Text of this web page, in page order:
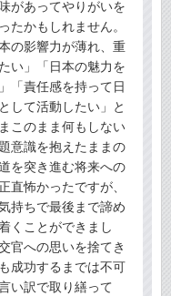
があってやりがいを
たかもしれません。
の影響力が薄れ、重
い」「日本の魅力を
「責任感を持って日
して活動したい」と
このまま何もしない
意識を抱えたままの
を突き進む将来への
直怖かったですが、
持ちで最後まで諦め
くことができまし
官への思いを捨てき
成功するまでは不可
い訳で取り繕って